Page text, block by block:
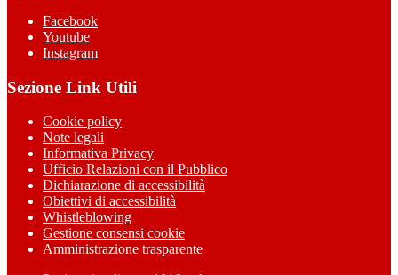
Facebook
Youtube
Instagram
Sezione Link Utili
Cookie policy
Note legali
Informativa Privacy
Ufficio Relazioni con il Pubblico
Dichiarazione di accessibilità
Obiettivi di accessibilità
Whistleblowing
Gestione consensi cookie
Amministrazione trasparente